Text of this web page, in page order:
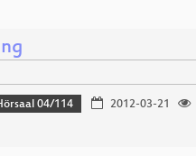
04/114 2012-03-21